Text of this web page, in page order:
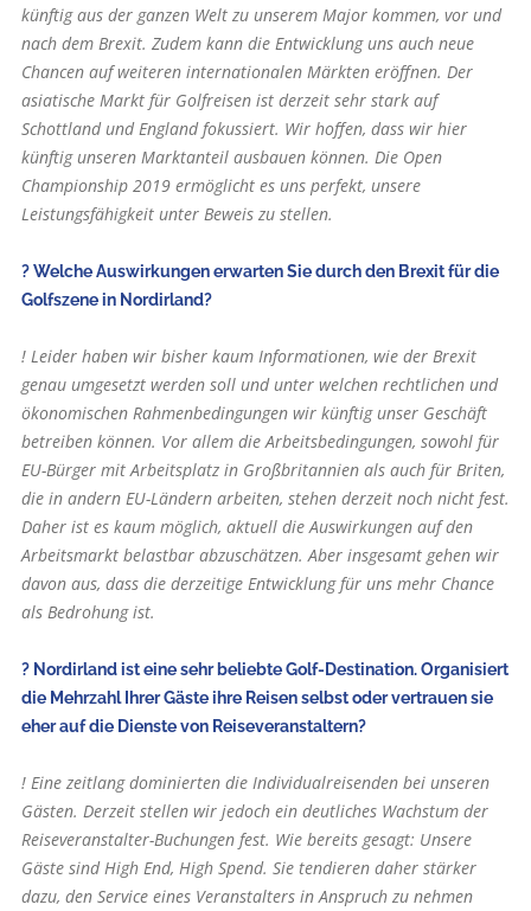
künftig aus der ganzen Welt zu unserem Major kommen, vor und
nach dem Brexit. Zudem kann die Entwicklung uns auch neue
Chancen auf weiteren internationalen Märkten eröffnen. Der
asiatische Markt für Golfreisen ist derzeit sehr stark auf
Schottland und England fokussiert. Wir hoffen, dass wir hier
künftig unseren Marktanteil ausbauen können. Die Open
Championship 2019 ermöglicht es uns perfekt, unsere
Leistungsfähigkeit unter Beweis zu stellen.
? Welche Auswirkungen erwarten Sie durch den Brexit für die
Golfszene in Nordirland?
! Leider haben wir bisher kaum Informationen, wie der Brexit
genau umgesetzt werden soll und unter welchen rechtlichen und
ökonomischen Rahmenbedingungen wir künftig unser Geschäft
betreiben können. Vor allem die Arbeitsbedingungen, sowohl für
EU-Bürger mit Arbeitsplatz in Großbritannien als auch für Briten,
die in andern EU-Ländern arbeiten, stehen derzeit noch nicht fest.
Daher ist es kaum möglich, aktuell die Auswirkungen auf den
Arbeitsmarkt belastbar abzuschätzen. Aber insgesamt gehen wir
davon aus, dass die derzeitige Entwicklung für uns mehr Chance
als Bedrohung ist.
? Nordirland ist eine sehr beliebte Golf-Destination. Organisiert
die Mehrzahl Ihrer Gäste ihre Reisen selbst oder vertrauen sie
eher auf die Dienste von Reiseveranstaltern?
! Eine zeitlang dominierten die Individualreisenden bei unseren
Gästen. Derzeit stellen wir jedoch ein deutliches Wachstum der
Reiseveranstalter-Buchungen fest. Wie bereits gesagt: Unsere
Gäste sind High End, High Spend. Sie tendieren daher stärker
dazu, den Service eines Veranstalters in Anspruch zu nehmen